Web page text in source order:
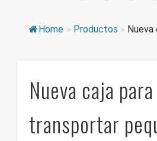
Home » Productos » Nueva
Nueva caja para
transportar